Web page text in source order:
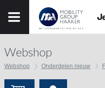
Webshop
Webshop Onderdelen nieuw